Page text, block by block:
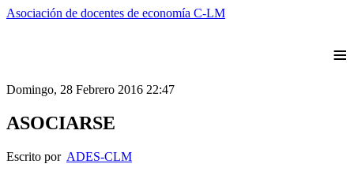
Asociación de docentes de economía C-LM
≡
Domingo, 28 Febrero 2016 22:47
ASOCIARSE
Escrito por ADES-CLM